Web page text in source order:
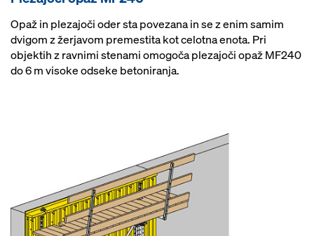
Opaž in plezajoči oder sta povezana in se z enim samim
dvigom z žerjavom premestita kot celotna enota. Pri
objektih z ravnimi stenami omogoča plezajoči opaž MF240
do 6 m visoke odseke betoniranja.